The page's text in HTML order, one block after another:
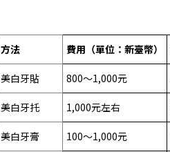
方法 費用（單位：新臺幣）
美白牙貼 800～1,000元
美白牙托 1,000元左右
美白牙膏 100～1,000元